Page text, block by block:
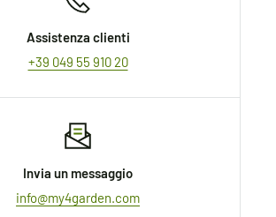
Assistenza clienti
+39 049 55 910 20
Invia un messaggio
info@my4garden.com